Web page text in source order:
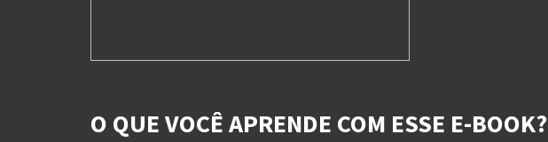
O QUE VOCÊ APRENDE COM ESSE E-BOOK?